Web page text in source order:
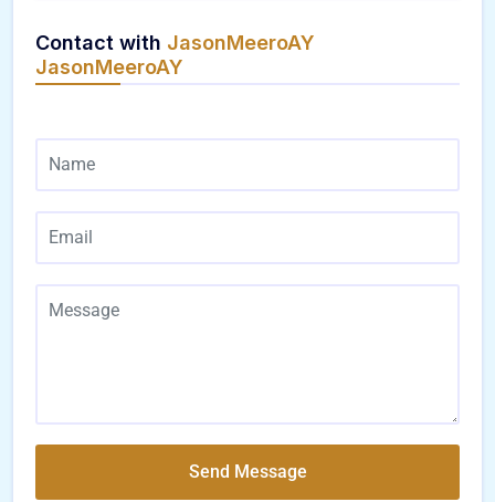
Contact with JasonMeeroAY
JasonMeeroAY
Send Message